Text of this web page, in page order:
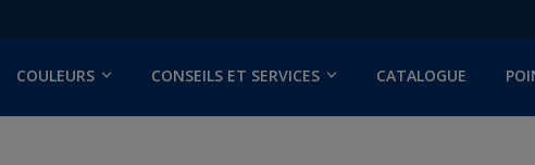
COULEURS CONSEILS ET SERVICES CATALOGUE